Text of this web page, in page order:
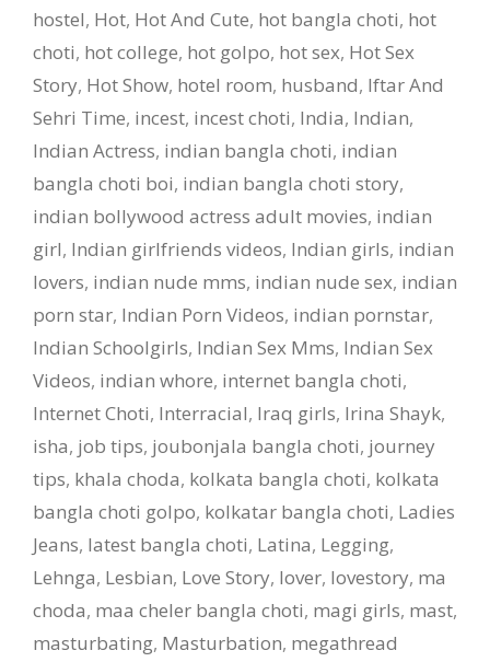
hostel, Hot, Hot And Cute, hot bangla choti, hot
choti, hot college, hot golpo, hot sex, Hot Sex
Story, Hot Show, hotel room, husband, Iftar And
Sehri Time, incest, incest choti, India, Indian,
Indian Actress, indian bangla choti, indian
bangla choti boi, indian bangla choti story,
indian bollywood actress adult movies, indian
girl, Indian girlfriends videos, Indian girls, indian
lovers, indian nude mms, indian nude sex, indian
porn star, Indian Porn Videos, indian pornstar,
Indian Schoolgirls, Indian Sex Mms, Indian Sex
Videos, indian whore, internet bangla choti,
Internet Choti, Interracial, Iraq girls, Irina Shayk,
isha, job tips, joubonjala bangla choti, journey
tips, khala choda, kolkata bangla choti, kolkata
bangla choti golpo, kolkatar bangla choti, Ladies
Jeans, latest bangla choti, Latina, Legging,
Lehnga, Lesbian, Love Story, lover, lovestory, ma
choda, maa cheler bangla choti, magi girls, mast,
masturbating, Masturbation, megathread